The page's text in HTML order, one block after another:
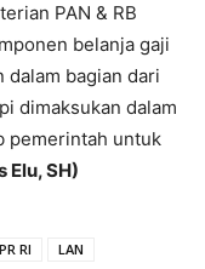
PAN & RB
belanja gaji
dalam bagian dari
dimaksukan dalam
pemerintah untuk
Elu, SH)
RI
LAN